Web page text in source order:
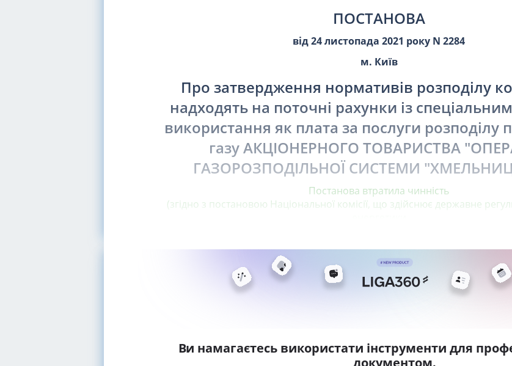
ПОСТАНОВА
від 24 листопада 2021 року N 2284
м. Київ
Про затвердження нормативів розподілу
надходять на поточні рахунки із
використання як плата за послуги розподілу
газу АКЦІОНЕРНОГО ТОВАРИСТВА
ГАЗОРОЗПОДІЛЬНОЇ СИСТЕМИ
Постанова втратила чинність
(згідно з постановою Національної комісії, що здійснює державне
Ви намагаєтесь використати інструменти для
документом.